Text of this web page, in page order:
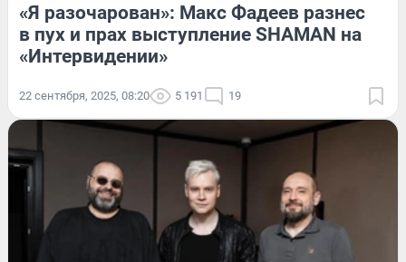
«Я разочарован»: Макс Фадеев разнес
в пух и прах выступление SHAMAN на
«Интервидении»
22 сентября, 2025, 08:20 5 191 19